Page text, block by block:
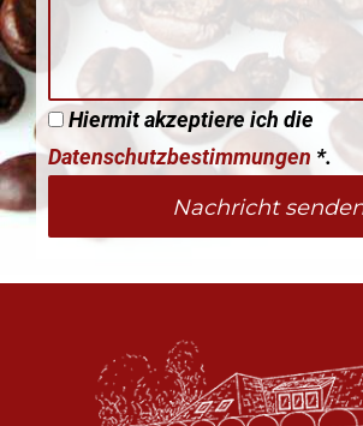
Hiermit akzeptiere ich die
Datenschutzbestimmungen *.